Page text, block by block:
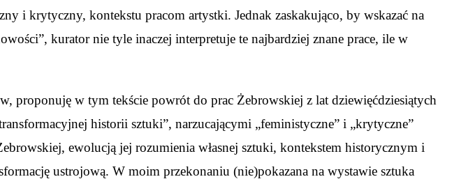
i krytyczny, kontekstu pracom artystki. Jednak zaskakująco, by wskazać na
kurator nie tyle inaczej interpretuje te najbardziej znane prace, ile w
proponuję w tym tekście powrót do prac Żebrowskiej z lat dziewięćdziesiątych
historii sztuki”, narzucającymi „feministyczne” i „krytyczne”
ewolucją jej rozumienia własnej sztuki, kontekstem historycznym i
ustrojową. W moim przekonaniu (nie)pokazana na wystawie sztuka